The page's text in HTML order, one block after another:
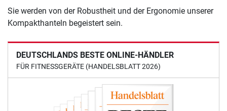
DEUTSCHLANDS BESTE ONLINE-HÄNDLER
FÜR FITNESSGERÄTE (HANDELSBLATT 2026)
Sie werden von der Robustheit und der Ergonomie unserer
Kompakthanteln begeistert sein.